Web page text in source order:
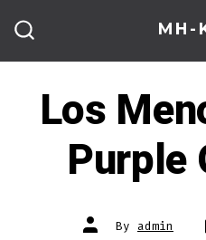
content
MH-
Los
Purple
Post
author
By admin